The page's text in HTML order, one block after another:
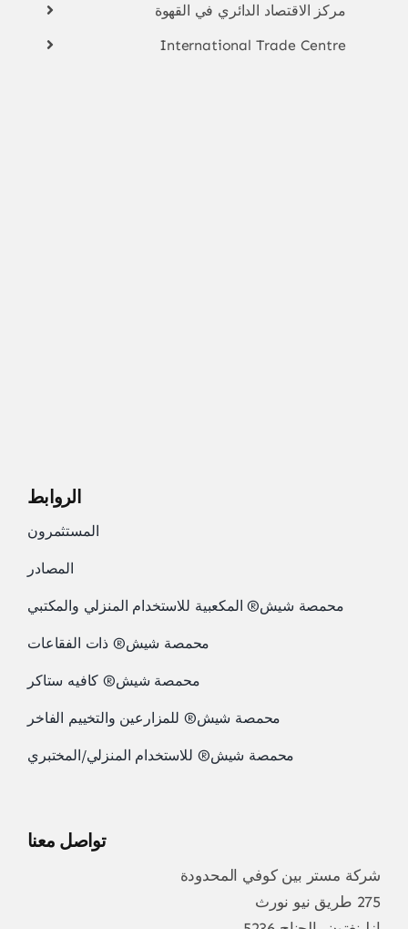
مركز الاقتصاد الدائري في القهوة
International Trade Centre
الروابط
المستثمرون
المصادر
محمصة شيش® المكعبية للاستخدام المنزلي والمكتبي
محمصة شيش® ذات الفقاعات
محمصة شيش® كافيه ستاكر
محمصة شيش® للمزارعين والتخييم الفاخر
محمصة شيش® للاستخدام المنزلي/المختبري
تواصل معنا
شركة مستر بين كوفي المحدودة
275 طريق نيو نورث